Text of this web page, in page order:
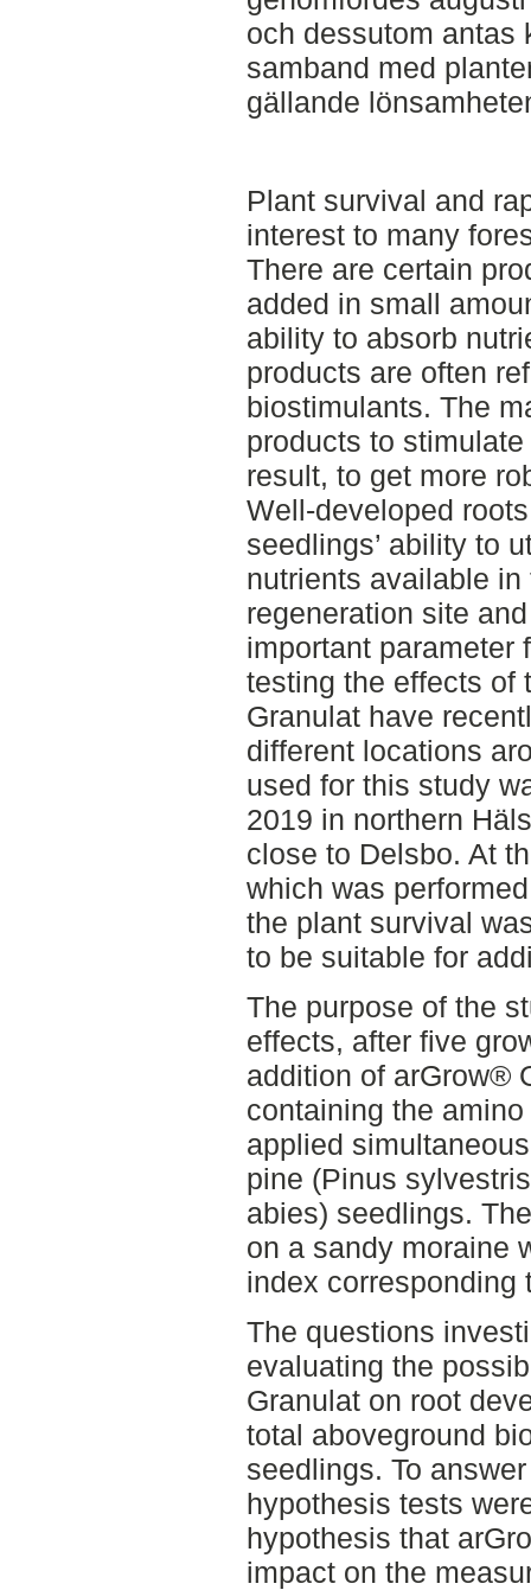
och dessutom antas
samband med
gällande
Plant survival and
interest to many
There are certain
added in small
ability to absorb
products are often
biostimulants. The
products to
result, to get more
Well-developed
seedlings’ ability to
nutrients available
regeneration site
important parameter
testing the effects of
Granulat have
different locations
used for this study
2019 in northern
close to Delsbo. At
which was
the plant survival
to be suitable for
The purpose of the
effects, after five
addition of arGrow®
containing the
applied
pine (Pinus
abies) seedlings.
on a sandy moraine
index corresponding
The questions
evaluating the
Granulat on root
total aboveground
seedlings. To
hypothesis tests
hypothesis that
impact on the